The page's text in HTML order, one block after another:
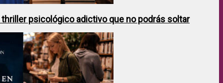
thriller psicológico adictivo que no podrás soltar